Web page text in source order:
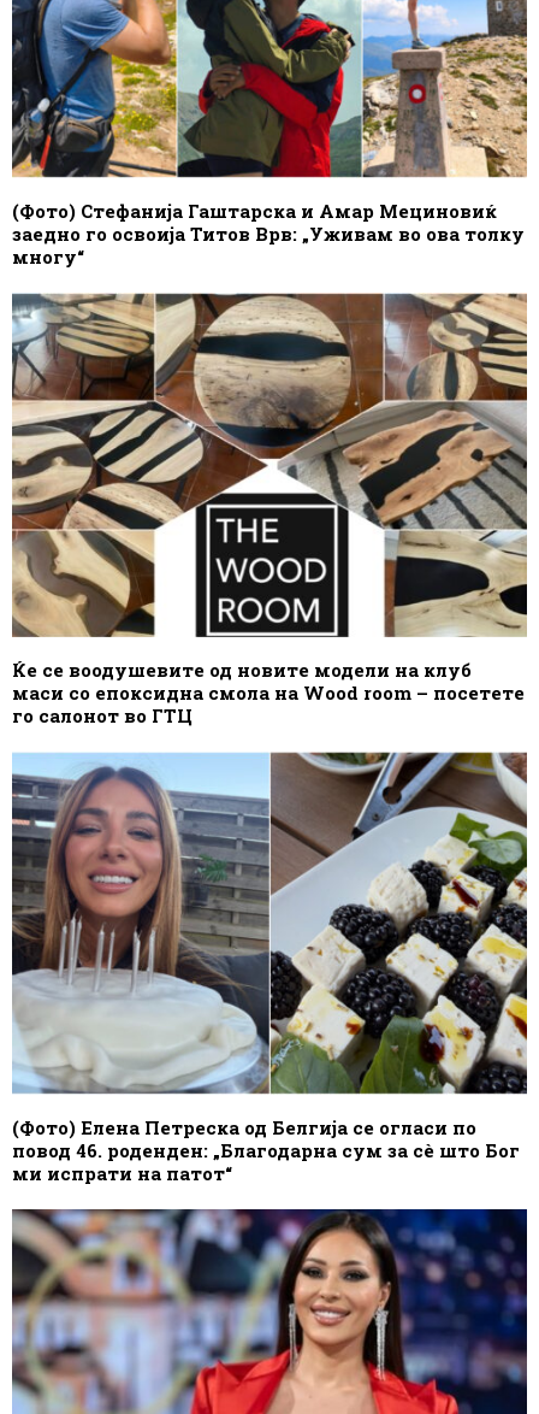
(Фото) Стефанија Гаштарска и Амар Мециновиќ
заедно го освоија Титов Врв: „Уживам во ова толку
многу“
Ќе се воодушевите од новите модели на клуб
маси со епоксидна смола на Wood room – посетете
го салонот во ГТЦ
(Фото) Елена Петреска од Белгија се огласи по
повод 46. роденден: „Благодарна сум за сè што Бог
ми испрати на патот“